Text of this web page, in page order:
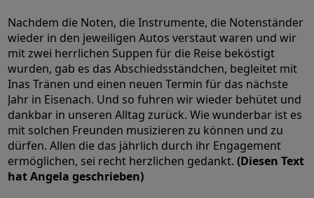
Nachdem die Noten, die Instrumente, die Notenständer
wieder in den jeweiligen Autos verstaut waren und wir
mit zwei herrlichen Suppen für die Reise beköstigt
wurden, gab es das Abschiedsständchen, begleitet mit
Inas Tränen und einen neuen Termin für das nächste
Jahr in Eisenach. Und so fuhren wir wieder behütet und
dankbar in unseren Alltag zurück. Wie wunderbar ist es
mit solchen Freunden musizieren zu können und zu
dürfen. Allen die das jährlich durch ihr Engagement
ermöglichen, sei recht herzlichen gedankt.(Diesen Text
hat Angela geschrieben)